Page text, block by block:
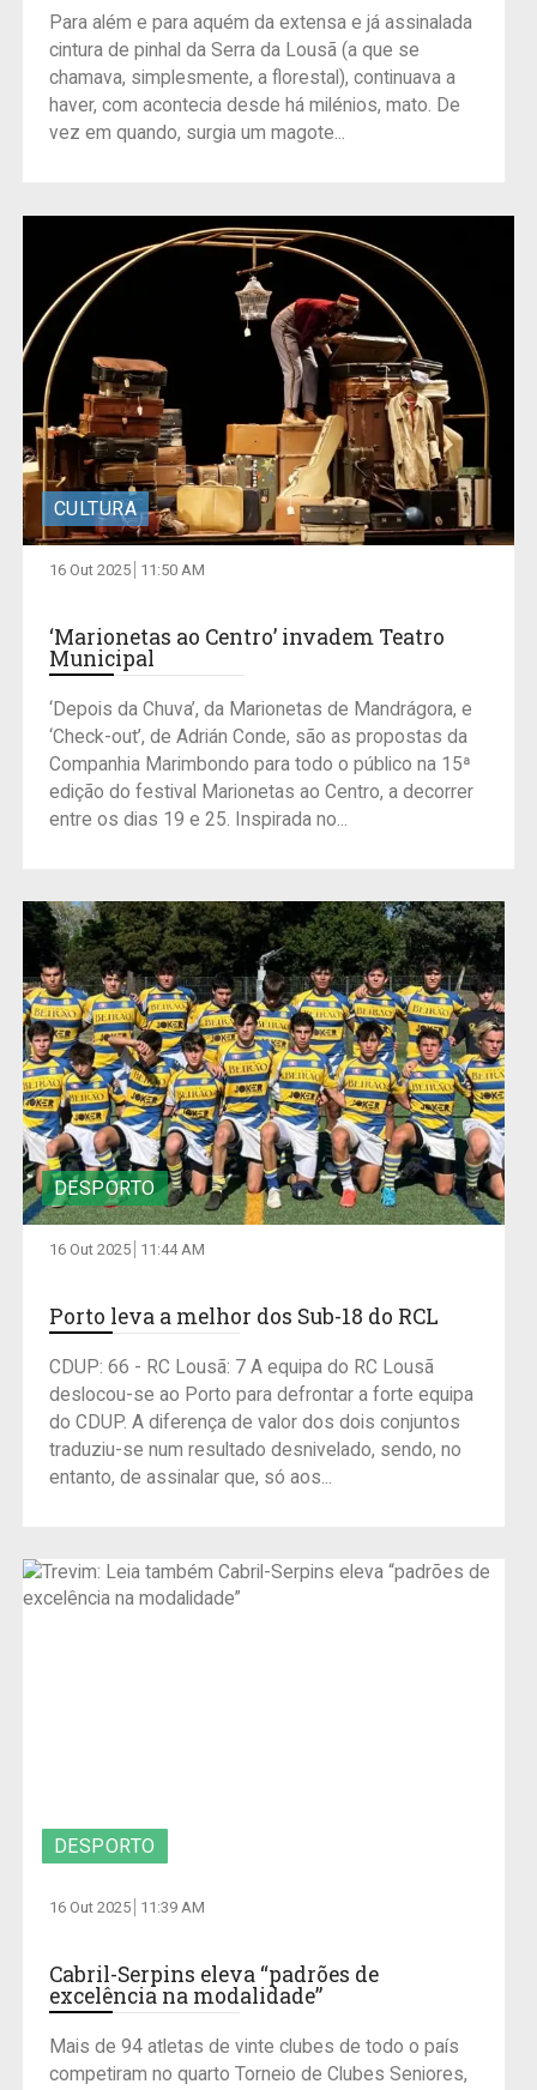
Para além e para aquém da extensa e já assinalada
cintura de pinhal da Serra da Lousã (a que se
chamava, simplesmente, a florestal), continuava a
haver, com acontecia desde há milénios, mato. De
vez em quando, surgia um magote...
CULTURA
16 Out 2025 11:50 AM
‘Marionetas ao Centro’ invadem Teatro
Municipal
‘Depois da Chuva’, da Marionetas de Mandrágora, e
‘Check-out’, de Adrián Conde, são as propostas da
Companhia Marimbondo para todo o público na 15ª
edição do festival Marionetas ao Centro, a decorrer
entre os dias 19 e 25. Inspirada no...
DESPORTO
16 Out 2025 11:44 AM
Porto leva a melhor dos Sub-18 do RCL
CDUP: 66 - RC Lousã: 7 A equipa do RC Lousã
deslocou-se ao Porto para defrontar a forte equipa
do CDUP. A diferença de valor dos dois conjuntos
traduziu-se num resultado desnivelado, sendo, no
entanto, de assinalar que, só aos...
DESPORTO
16 Out 2025 11:39 AM
Cabril-Serpins eleva “padrões de
excelência na modalidade”
Mais de 94 atletas de vinte clubes de todo o país
competiram no quarto Torneio de Clubes Seniores,